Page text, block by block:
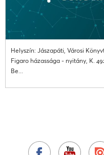
Helyszín: Jászapáti, Városi
Figaro házassága - nyitány, K.
Be...